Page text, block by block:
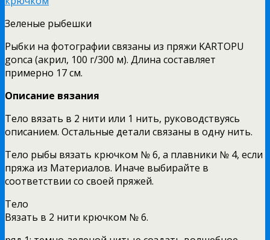
Зеленые рыбешки
Рыбки на фотографии связаны из пряжи KARTOPU
gonca (акрил, 100 г/300 м). Длина составляет
примерно 17 см.
Описание вязания
Тело вязать в 2 нити или 1 нить, руководствуясь
описанием. Остальные детали связаны в одну нить.
Тело рыбы вязать крючком № 6, а плавники № 4, если
пряжа из Материалов. Иначе выбирайте в
соответствии со своей пряжей.
Тело
Вязать в 2 нити крючком № 6.